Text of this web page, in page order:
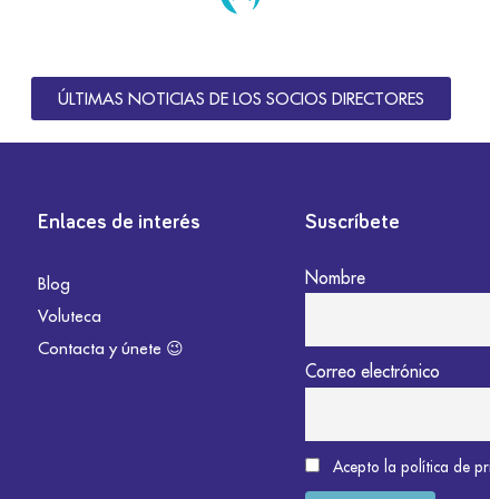
ÚLTIMAS NOTICIAS DE LOS SOCIOS DIRECTORES
Enlaces de interés
Blog
Voluteca
Contacta y únete 😉
Suscríbete
Nombre
Correo electrónico
Acepto la política de